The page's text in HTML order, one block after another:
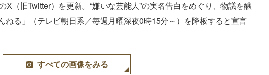
X（旧Twitter）を更新。“嫌いな芸能人”の実名告白をめぐり、物議を醸
ねる」（テレビ朝日系／毎週月曜深夜0時15分～）を降板すると宣言
すべての画像をみる